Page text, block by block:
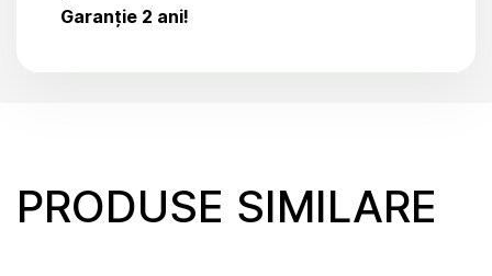
Garanție 2 ani!
PRODUSE SIMILARE